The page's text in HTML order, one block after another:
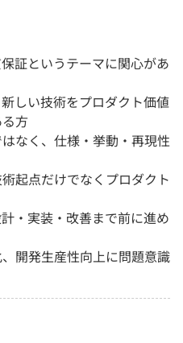
証というテーマに関心があ
しい技術をプロダクト価値
方
なく、仕様・挙動・再現性
起点だけでなくプロダクト
・実装・改善まで前に進め
開発生産性向上に問題意識